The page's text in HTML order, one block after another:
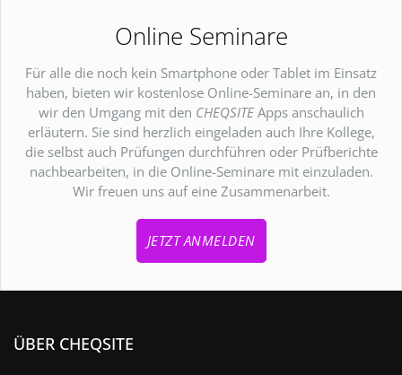
Online Seminare
Für alle die noch kein Smartphone oder Tablet im Einsatz
haben, bieten wir kostenlose Online-Seminare an, in den
wir den Umgang mit den CHEQSITEApps anschaulich
erläutern. Sie sind herzlich eingeladen auch Ihre Kollege,
die selbst auch Prüfungen durchführen oder Prüfberichte
nachbearbeiten, in die Online-Seminare mit einzuladen.
Wir freuen uns auf eine Zusammenarbeit.
JETZT ANMELDEN
ÜBER CHEQSITE